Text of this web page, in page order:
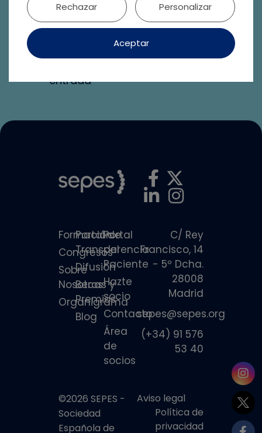
Todas las
sobre SEPES,
formaciones y
cursos en tu
entrada
Formación
Congresos
Sobre
Nosotros
Organigrama
Portal de
Transparencia
Difusión
Becas y
Premios
Blog
Portal
del
Paciente
Hazte
socio
Contacto
Área
de
socios
C/ Rey
Francisco, 14
- 5º Dcha.
28008
Madrid
sepes@sepes.org
(+34) 91 576
53 40
©2026 SEPES -
Sociedad
Española de
Aviso legal
Política de
privacidad
Aceptar
Rechazar Personalizar